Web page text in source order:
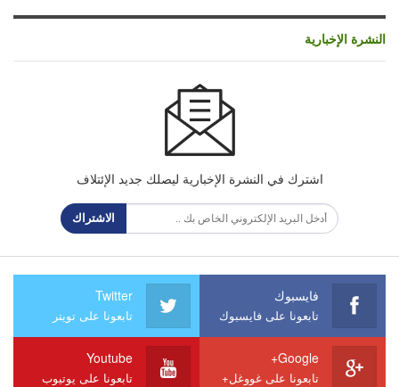
النشرة الإخبارية
اشترك في النشرة الإخبارية ليصلك جديد الإئتلاف
الاشتراك
فايسبوك
تابعونا على فايسبوك
Twitter
تابعونا على تويتر
Google+
تابعونا على غووغل+
Youtube
تابعونا على يوتيوب